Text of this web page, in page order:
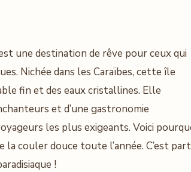
une destination de rêve pour ceux qui
Nichée dans les Caraïbes, cette île
fin et des eaux cristallines. Elle
et d’une gastronomie
les plus exigeants. Voici
couler douce toute l’année. C’est
!